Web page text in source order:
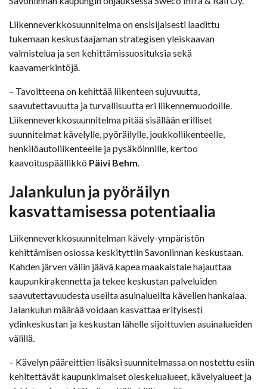
Liikenneverkkosuunnitelma on ensisijaisesti laadittu
tukemaan keskustaajaman strategisen yleiskaavan
valmistelua ja sen kehittämissuosituksia sekä
kaavamerkintöjä.
– Tavoitteena on kehittää liikenteen sujuvuutta,
saavutettavuutta ja turvallisuutta eri liikennemuodoille.
Liikenneverkkosuunnitelma pitää sisällään erilliset
suunnitelmat kävelylle, pyöräilylle, joukkoliikenteelle,
henkilöautoliikenteelle ja pysäköinnille, kertoo
kaavoituspäällikkö Päivi Behm.
Jalankulun ja pyöräilyn
kasvattamisessa potentiaalia
Liikenneverkkosuunnitelman kävely-ympäristön
kehittämisen osiossa keskityttiin Savonlinnan keskustaan.
Kahden järven väliin jäävä kapea maakaistale hajauttaa
kaupunkirakennetta ja tekee keskustan palveluiden
saavutettavuudesta useilta asuinalueilta kävellen hankalaa.
Jalankulun määrää voidaan kasvattaa erityisesti
ydinkeskustan ja keskustan lähelle sijoittuvien asuinalueiden
välillä.
– Kävelyn pääreittien lisäksi suunnitelmassa on nostettu esiin
kehitettävät kaupunkimaiset oleskelualueet, kävelyalueet ja